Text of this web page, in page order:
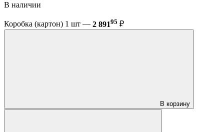
В наличии
Коробка (картон) 1 шт — 2 89195 ₽
В корзину